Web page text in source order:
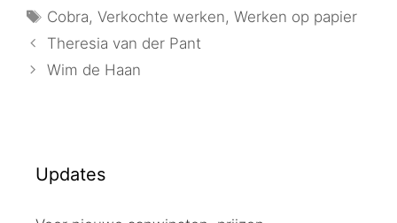
Cobra,Verkochte werken,Werken op papier
Theresia van der Pant
Wim de Haan
Updates